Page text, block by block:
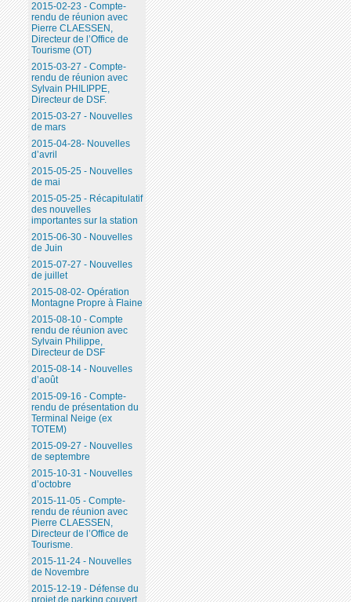
2015-02-23 - Compte-
rendu de réunion avec
Pierre CLAESSEN,
Directeur de l’Office de
Tourisme (OT)
2015-03-27 - Compte-
rendu de réunion avec
Sylvain PHILIPPE,
Directeur de DSF.
2015-03-27 - Nouvelles
de mars
2015-04-28- Nouvelles
d’avril
2015-05-25 - Nouvelles
de mai
2015-05-25 - Récapitulatif
des nouvelles
importantes sur la station
2015-06-30 - Nouvelles
de Juin
2015-07-27 - Nouvelles
de juillet
2015-08-02- Opération
Montagne Propre à Flaine
2015-08-10 - Compte
rendu de réunion avec
Sylvain Philippe,
Directeur de DSF
2015-08-14 - Nouvelles
d’août
2015-09-16 - Compte-
rendu de présentation du
Terminal Neige (ex
TOTEM)
2015-09-27 - Nouvelles
de septembre
2015-10-31 - Nouvelles
d’octobre
2015-11-05 - Compte-
rendu de réunion avec
Pierre CLAESSEN,
Directeur de l’Office de
Tourisme.
2015-11-24 - Nouvelles
de Novembre
2015-12-19 - Défense du